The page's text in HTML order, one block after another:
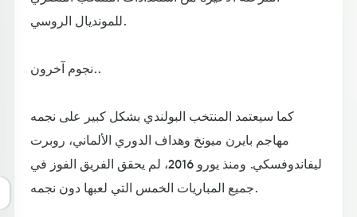
للمونديال الروسي.
نجوم آخرون..
كما سيعتمد المنتخب البولندي بشكل كبير على نجمه
مهاجم بايرن ميونخ وهداف الدوري الألماني، روبرت
ليفاندوفسكي. ومنذ يورو 2016، لم يحقق الفريق الفوز في
جميع المباريات الخمس التي لعبها دون نجمه.